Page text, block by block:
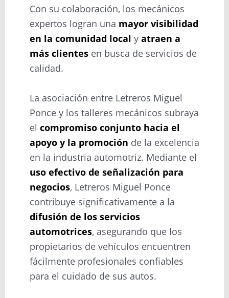
Con su colaboración, los mecánicos
expertos logran una mayor visibilidad
en la comunidad local y atraen a
más clientesen busca de servicios de
calidad.
La asociación entre Letreros Miguel
Ponce y los talleres mecánicos subraya
el compromiso conjunto hacia el
apoyo y la promoción de la excelencia
en la industria automotriz. Mediante el
uso efectivo de señalización para
negocios, Letreros Miguel Ponce
contribuye significativamente a la
difusión de los servicios
automotrices, asegurando que los
propietarios de vehículos encuentren
fácilmente profesionales confiables
para el cuidado de sus autos.